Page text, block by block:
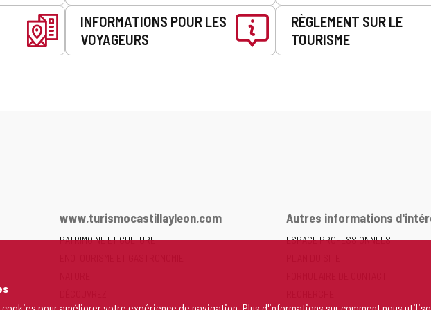
INFORMATIONS POUR LES
VOYAGEURS
RÈGLEMENT SUR LE
TOURISME
www.turismocastillayleon.com
PATRIMOINE ET CULTURE
Autres informations
ESPACE PROFESSIONNELS